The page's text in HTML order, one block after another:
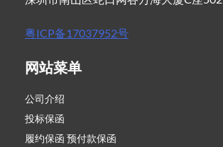
粤ICP备17037952号
网站菜单
公司介绍
投标保函
履约保函 预付款保函